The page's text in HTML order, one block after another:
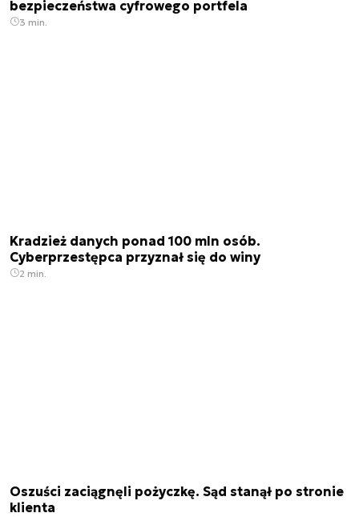
bezpieczeństwa cyfrowego portfela
3 min.
Kradzież danych ponad 100 mln osób.
Cyberprzestępca przyznał się do winy
2 min.
Oszuści zaciągnęli pożyczkę. Sąd stanął po stronie
klienta